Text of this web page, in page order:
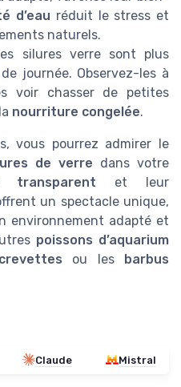
d’eau réduit le stress et
naturels.
silures verre sont plus
journée. Observez-les à
voir chasser de petites
nourriture congelée.
vous pourrez admirer le
de verre dans votre
transparent et leur
un spectacle unique,
environnement adapté et
poissons d’aquarium
crevettes ou les barbus
Claude Mistral